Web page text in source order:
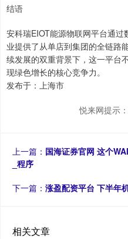
结语
安科瑞EIOT能源物联网平台通
业提供了从单店到集团的全链路
续发展的双重背景下，这一平台
现绿色增长的核心竞争力。
发布于：上海市
悦来网提示
上一篇： 国海证券官网 这个
_程序
下一篇： 涨盈配资平台 下半年
相关文章